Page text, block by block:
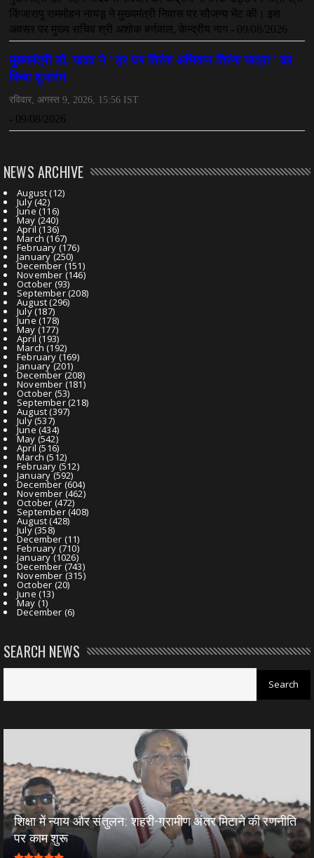
NEWS ARCHIVE
August(12)
July(42)
June(116)
May (240)
April (136)
March (167)
February (176)
January(250)
December (151)
November (146)
October (93)
September(208)
August(296)
July(187)
June(178)
May (177)
April (193)
March (192)
February (169)
January(201)
December (208)
November (181)
October (53)
September(218)
August(397)
July(537)
June(434)
May (542)
April (516)
March (512)
February (512)
January(592)
December (604)
November (462)
October (472)
September(408)
August(428)
July(358)
December (11)
February (710)
January(1026)
December (743)
November (315)
October (20)
June (13)
May (1)
December (6)
SEARCH NEWS
शिक्षा में न्याय और संतुलन: शहरी-ग्रामीण अंतर मिटाने की रणनीति
पर काम शुरू